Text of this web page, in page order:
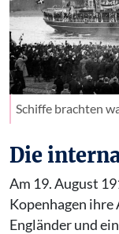
Schiffe brachten
Die
Am 19. August
Kopenhagen
Engländer und